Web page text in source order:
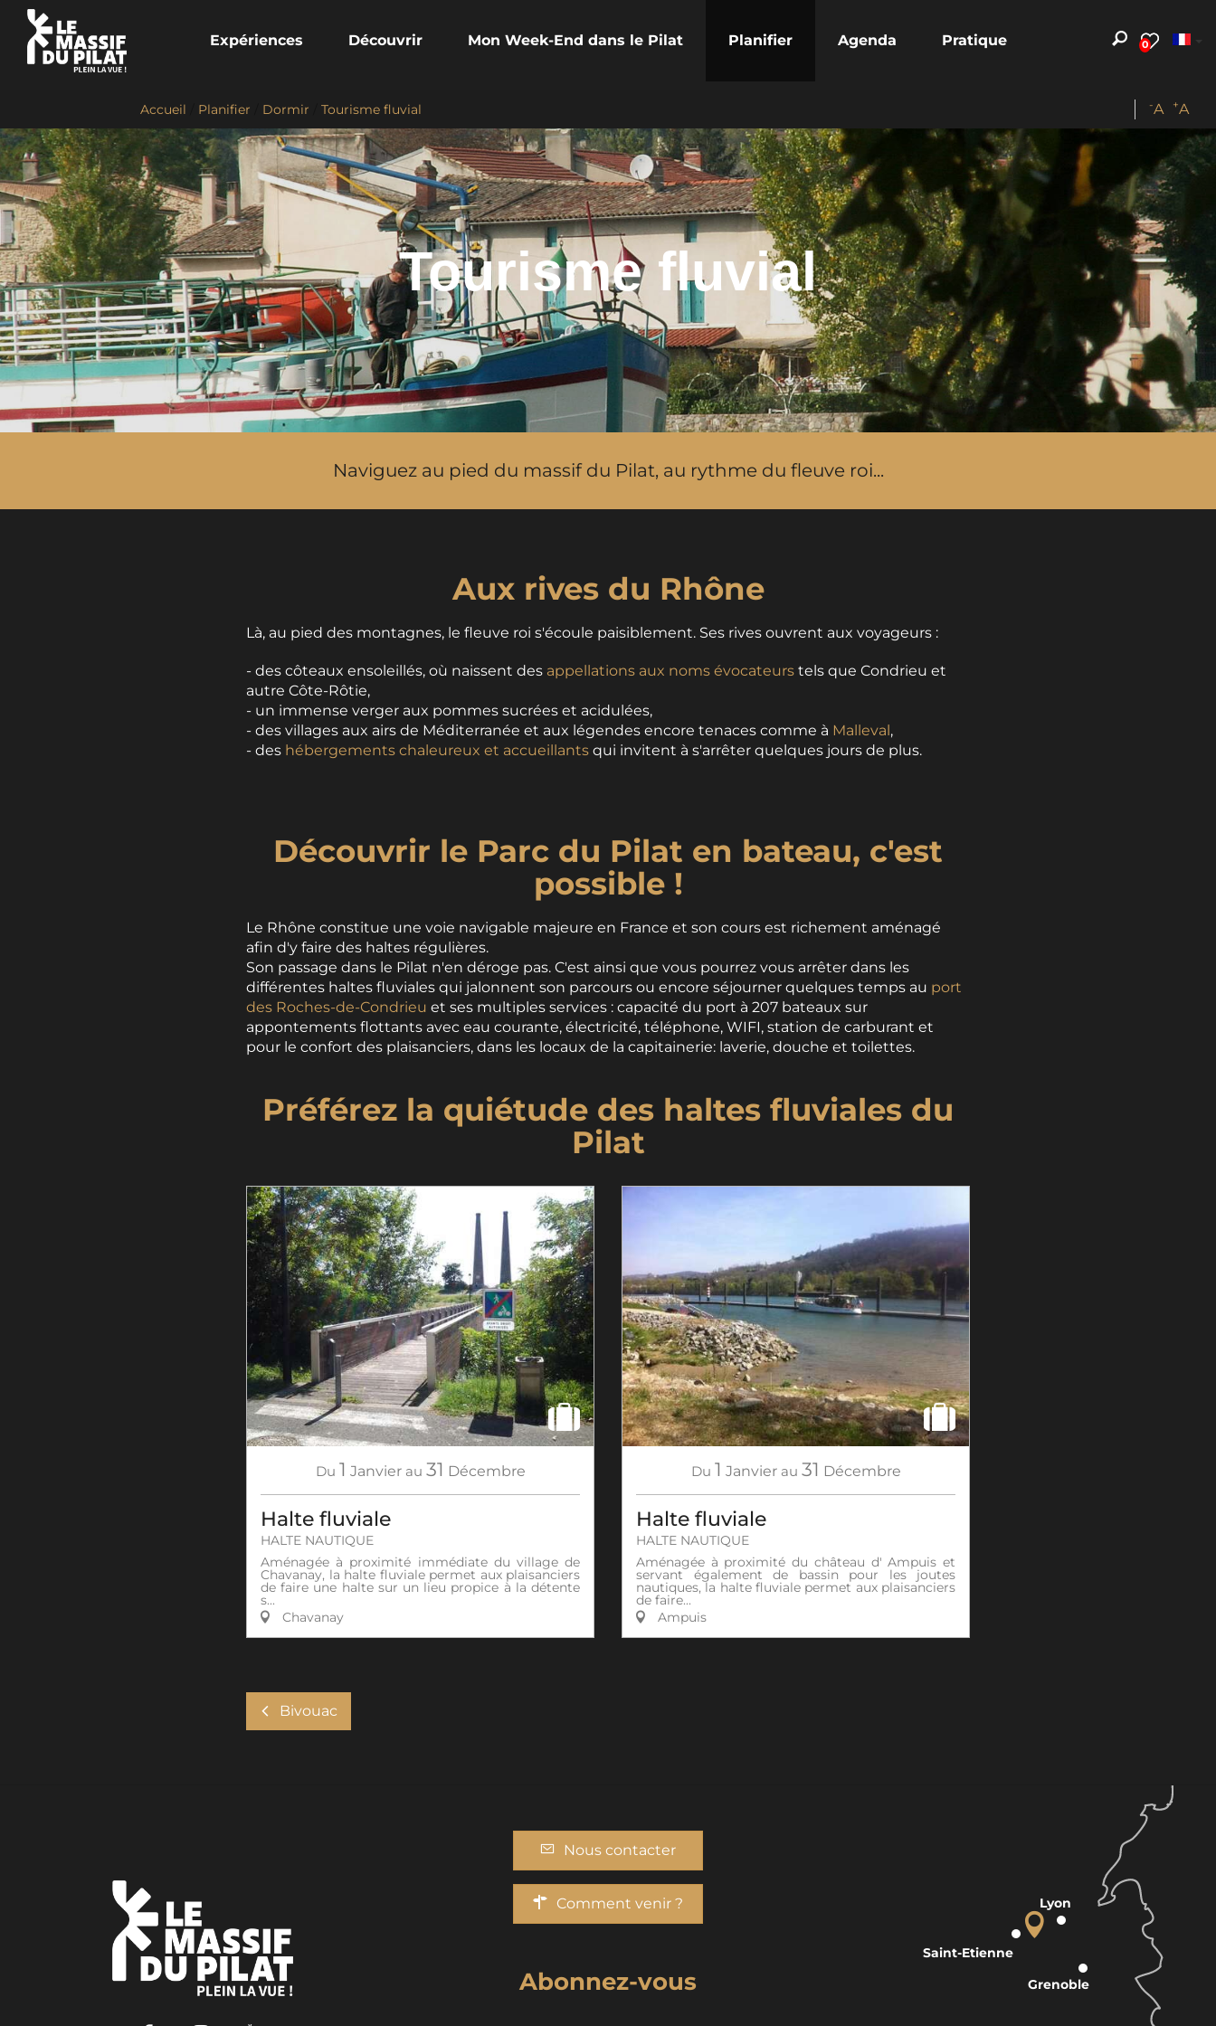
0
Expériences Découvrir Mon Week-End dans le Pilat Planifier Agenda Pratique
Accueil Planifier Dormir Tourisme fluvial -A +A
Tourisme fluvial
Naviguez au pied du massif du Pilat, au rythme du fleuve roi...
Aux rives du Rhône
Là, au pied des montagnes, le fleuve roi s'écoule paisiblement. Ses rives ouvrent aux voyageurs :
- des côteaux ensoleillés, où naissent des appellations aux noms évocateurs tels que Condrieu et
autre Côte-Rôtie,
- un immense verger aux pommes sucrées et acidulées,
- des villages aux airs de Méditerranée et aux légendes encore tenaces comme à Malleval,
- des hébergements chaleureux et accueillants qui invitent à s'arrêter quelques jours de plus.
Découvrir le Parc du Pilat en bateau, c'est
possible !
Le Rhône constitue une voie navigable majeure en France et son cours est richement aménagé
afin d'y faire des haltes régulières.
Son passage dans le Pilat n'en déroge pas. C'est ainsi que vous pourrez vous arrêter dans les
différentes haltes fluviales qui jalonnent son parcours ou encore séjourner quelques temps au port
des Roches-de-Condrieu et ses multiples services : capacité du port à 207 bateaux sur
appontements flottants avec eau courante, électricité, téléphone, WIFI, station de carburant et
pour le confort des plaisanciers, dans les locaux de la capitainerie: laverie, douche et toilettes.
Préférez la quiétude des haltes fluviales du
Pilat
Du 1 Janvier au 31 Décembre
Halte fluviale
HALTE NAUTIQUE
Aménagée à proximité immédiate du village de
Chavanay, la halte fluviale permet aux plaisanciers
de faire une halte sur un lieu propice à la détente
s...
Chavanay
Du 1 Janvier au 31 Décembre
Halte fluviale
HALTE NAUTIQUE
Aménagée à proximité du château d' Ampuis et
servant également de bassin pour les joutes
nautiques, la halte fluviale permet aux plaisanciers
de faire...
Ampuis
Bivouac
Nous contacter
Comment venir ?
Abonnez-vous
Lyon
Grenoble
Saint-Etienne